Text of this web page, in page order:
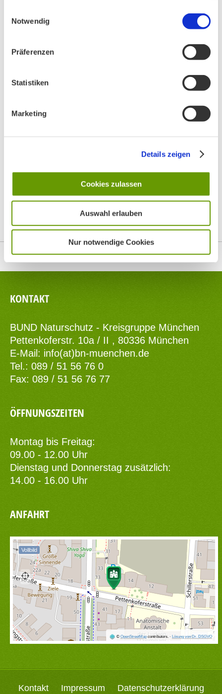
Notwendig
Präferenzen
Statistiken
Marketing
Details zeigen
Cookies zulassen
Auswahl erlauben
Nur notwendige Cookies
AKTIV IN STADT UND LANDKREIS MÜNCHEN:
Top
KONTAKT
BUND Naturschutz - Kreisgruppe München
Pettenkoferstr. 10a / II , 80336 München
E-Mail: info(at)bn-muenchen.de
Tel.: 089 / 51 56 76 0
Fax: 089 / 51 56 76 77
ÖFFNUNGSZEITEN
Montag bis Freitag:
09.00 - 12.00 Uhr
Dienstag und Donnerstag zusätzlich:
14.00 - 16.00 Uhr
ANFAHRT
© OpenStreetMapcontributors. · Lösung von Dr. DSGVO
Vollbild
Kontakt Impressum Datenschutzerklärung